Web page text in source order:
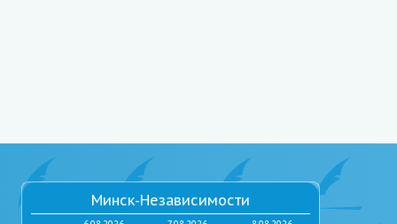
Минск-Независимости